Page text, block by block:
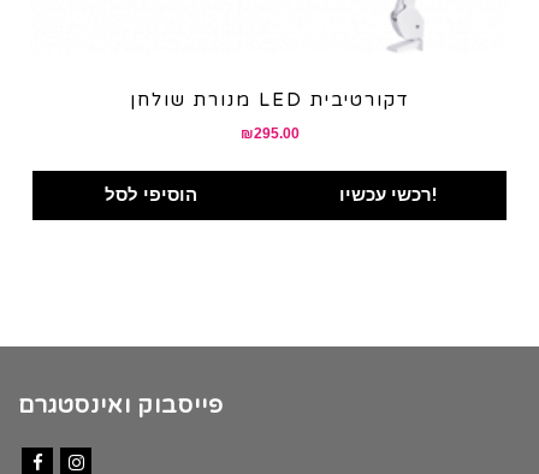
מנורת שולחן LED דקורטיבית
₪295.00
הוסיפי לסל רכשי עכשיו!
פייסבוק ואינסטגרם